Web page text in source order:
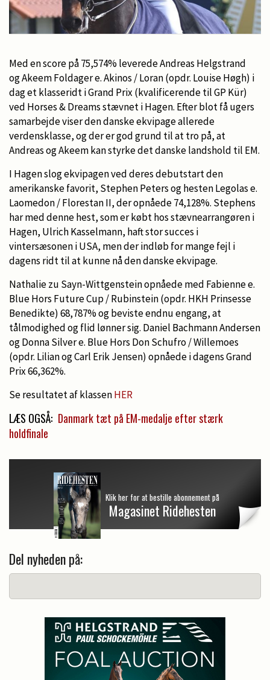
Med en score på 75,574% leverede Andreas Helgstrand
og Akeem Foldager e. Akinos / Loran (opdr. Louise Høgh) i
dag et klasseridt i Grand Prix (kvalificerende til GP Kür)
ved Horses & Dreams stævnet i Hagen. Efter blot få ugers
samarbejde viser den danske ekvipage allerede
verdensklasse, og der er god grund til at tro på, at
Andreas og Akeem kan styrke det danske landshold til EM.
I Hagen slog ekvipagen ved deres debutstart den
amerikanske favorit, Stephen Peters og hesten Legolas e.
Laomedon / Florestan II, der opnåede 74,128%. Stephens
har med denne hest, som er købt hos stævnearrangøren i
Hagen, Ulrich Kasselmann, haft stor succes i
vintersæsonen i USA, men der indløb for mange fejl i
dagens ridt til at kunne nå den danske ekvipage.
Nathalie zu Sayn-Wittgenstein opnåede med Fabienne e.
Blue Hors Future Cup / Rubinstein (opdr. HKH Prinsesse
Benedikte) 68,787% og beviste endnu engang, at
tålmodighed og flid lønner sig. Daniel Bachmann Andersen
og Donna Silver e. Blue Hors Don Schufro / Willemoes
(opdr. Lilian og Carl Erik Jensen) opnåede i dagens Grand
Prix 66,362%.
Se resultatet af klassenHER
LÆS OGSÅ: Danmark tæt på EM-medalje efter stærk
holdfinale
Klik her for at bestille abonnement på
Magasinet Ridehesten
Del nyheden på: